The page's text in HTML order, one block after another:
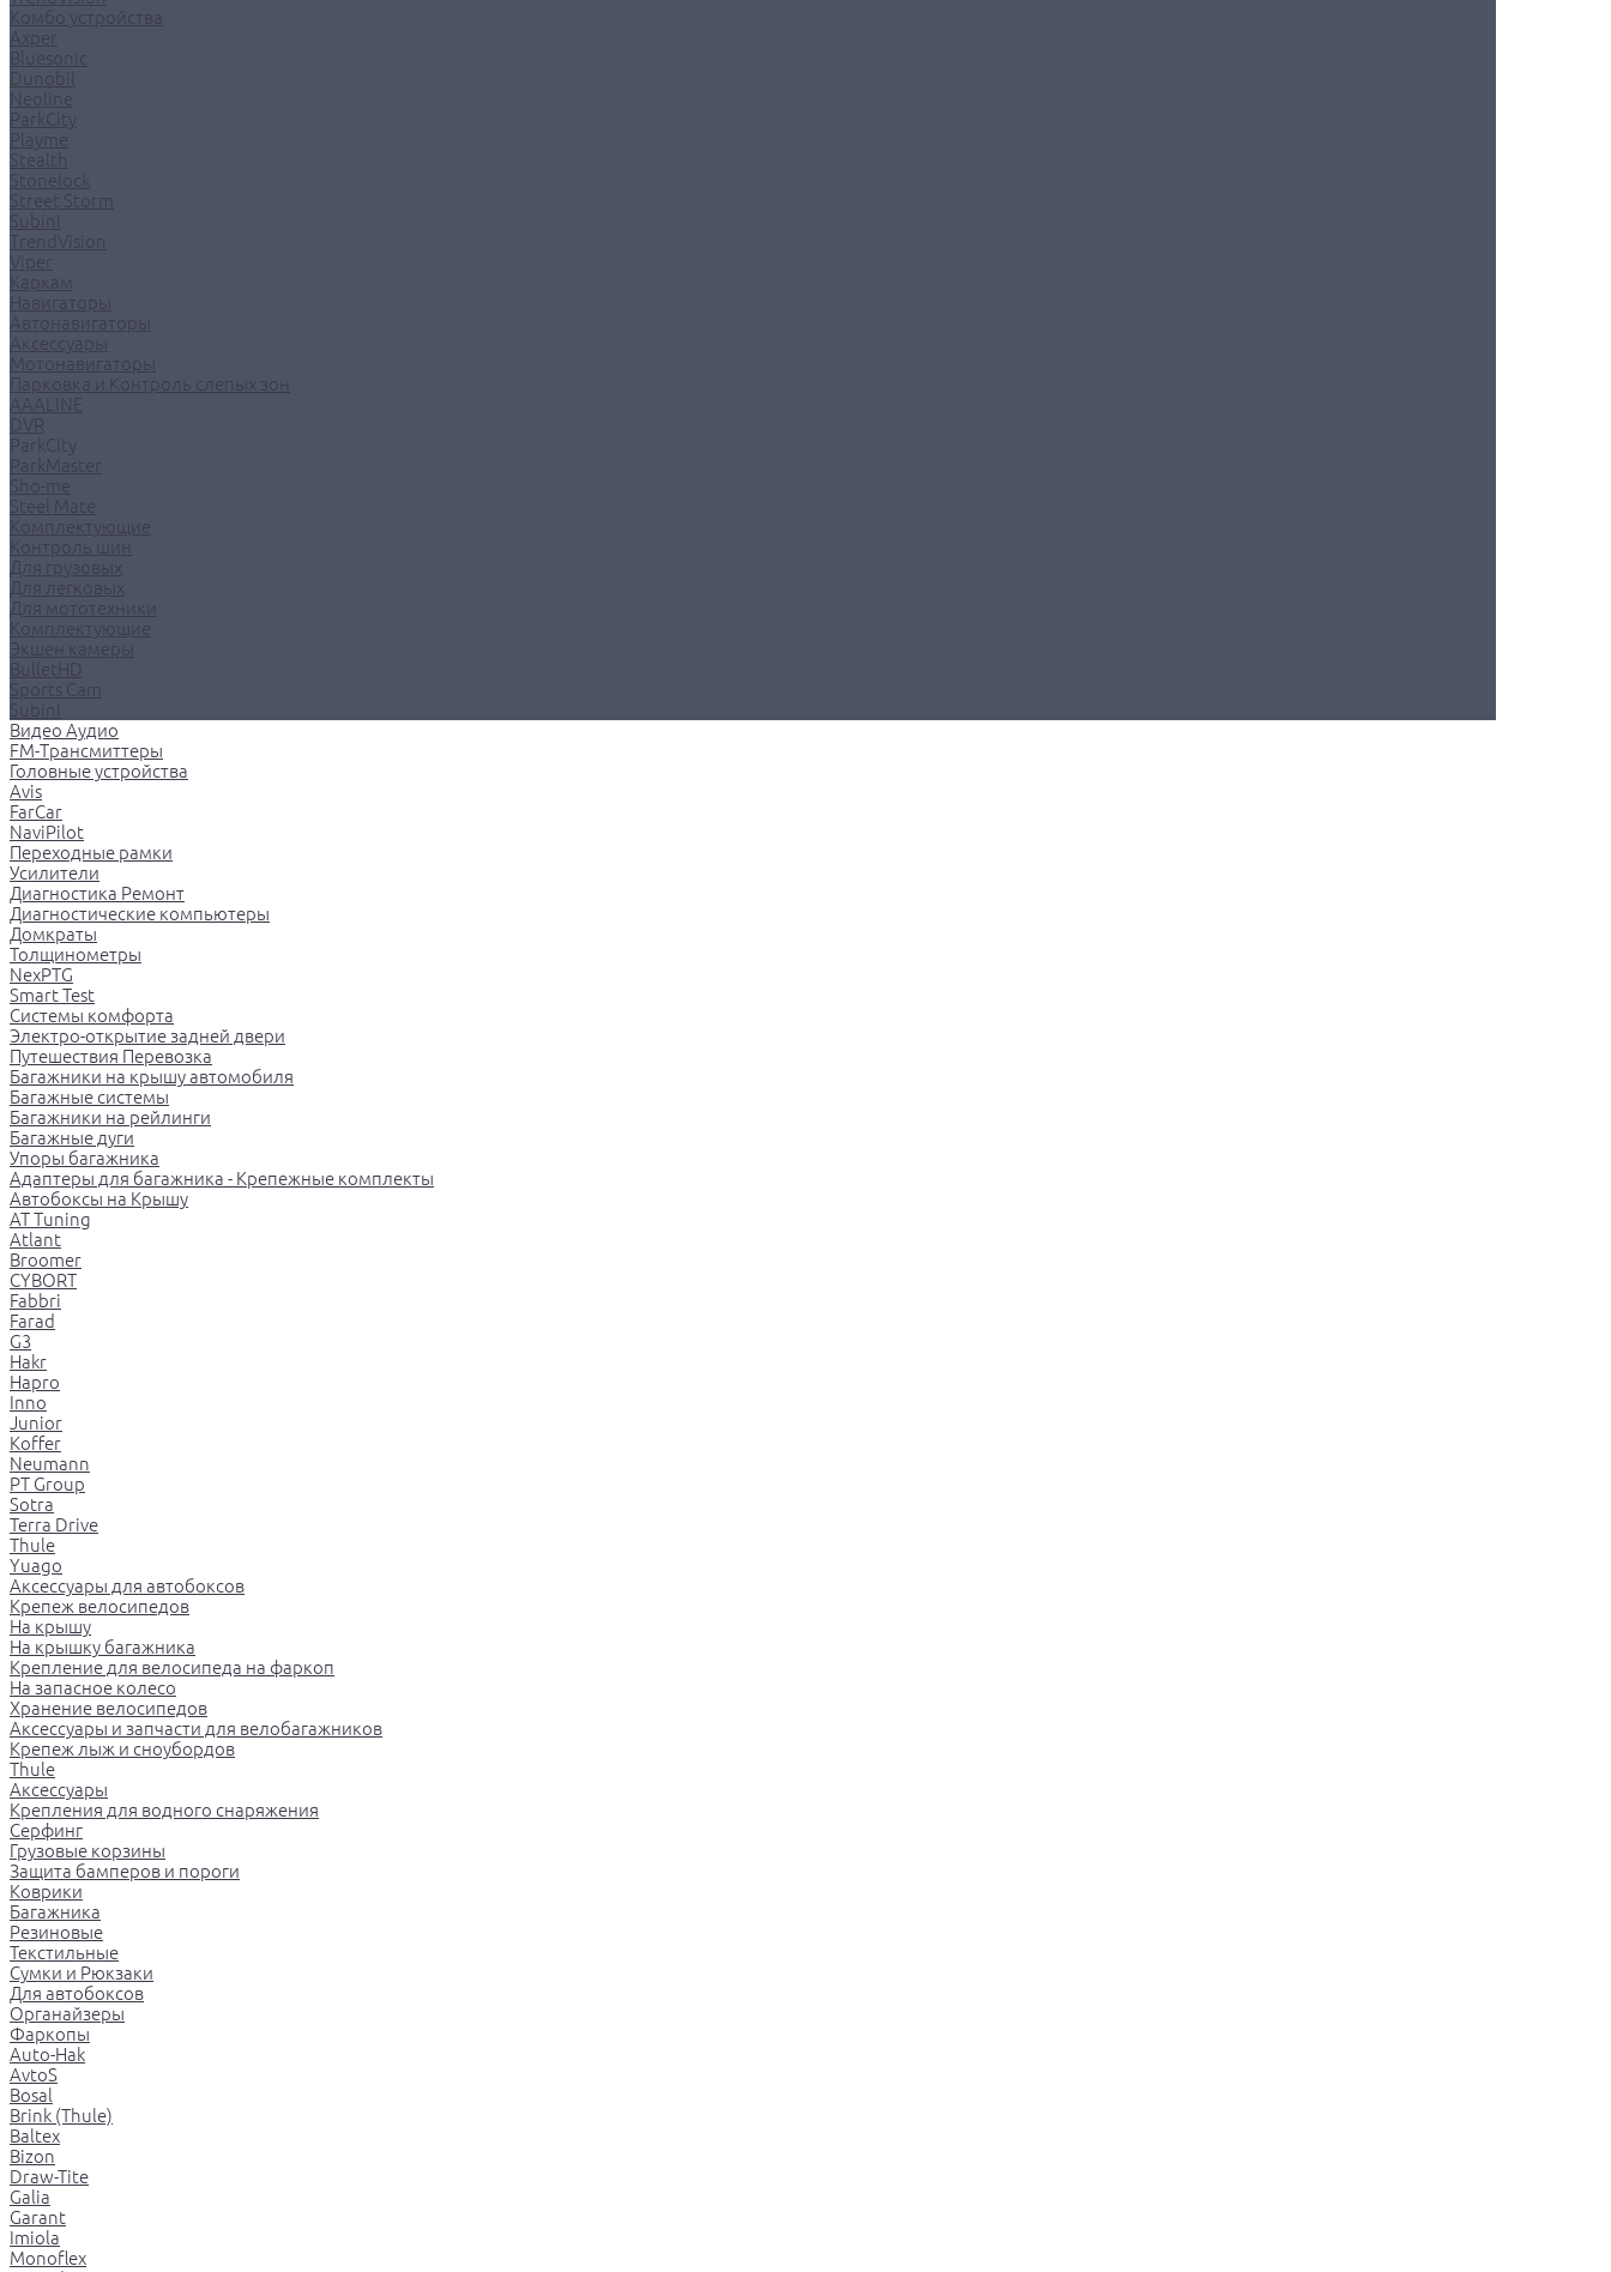
Комбо устройства
Axper
Bluesonic
Dunobil
Neoline
ParkCity
Playme
Stealth
Stonelock
Street Storm
Subini
TrendVision
Viper
Каркам
Навигаторы
Автонавигаторы
Аксессуары
Мотонавигаторы
Парковка и Контроль слепых зон
AAALINE
DVR
ParkCity
ParkMaster
Sho-me
Steel Mate
Комплектующие
Контроль шин
Для грузовых
Для легковых
Для мототехники
Комплектующие
Экшен камеры
BulletHD
Sports Cam
Subini
Видео Аудио
FM-Трансмиттеры
Головные устройства
Avis
FarCar
NaviPilot
Переходные рамки
Усилители
Диагностика Ремонт
Диагностические компьютеры
Домкраты
Толщинометры
NexPTG
Smart Test
Системы комфорта
Электро-открытие задней двери
Путешествия Перевозка
Багажники на крышу автомобиля
Багажные системы
Багажники на рейлинги
Багажные дуги
Упоры багажника
Адаптеры для багажника - Крепежные комплекты
Автобоксы на Крышу
AT Tuning
Atlant
Broomer
CYBORT
Fabbri
Farad
G3
Hakr
Hapro
Inno
Junior
Koffer
Neumann
PT Group
Sotra
Terra Drive
Thule
Yuago
Аксессуары для автобоксов
Крепеж велосипедов
На крышу
На крышку багажника
Крепление для велосипеда на фаркоп
На запасное колесо
Хранение велосипедов
Аксессуары и запчасти для велобагажников
Крепеж лыж и сноубордов
Thule
Аксессуары
Крепления для водного снаряжения
Серфинг
Грузовые корзины
Защита бамперов и пороги
Коврики
Багажника
Резиновые
Текстильные
Сумки и Рюкзаки
Для автобоксов
Органайзеры
Фаркопы
Auto-Hak
AvtoS
Bosal
Brink (Thule)
Baltex
Bizon
Draw-Tite
Galia
Garant
Imiola
Monoflex